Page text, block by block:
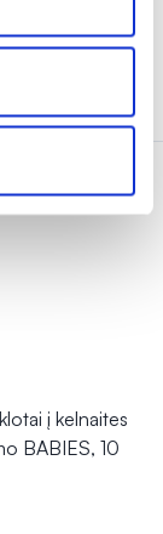
NUOLAIDA
į kelnaites
BABIES, 10